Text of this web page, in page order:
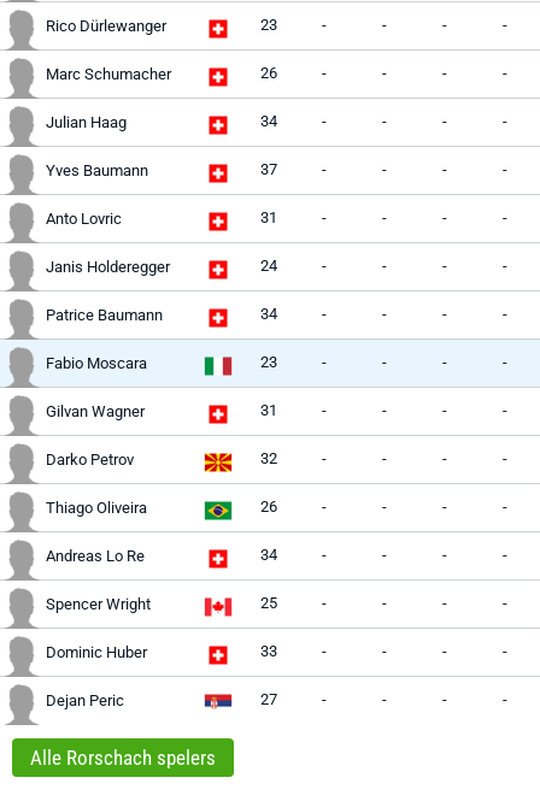
Rico Dürlewanger 23 - - - -
Marc Schumacher 26 - - - -
Julian Haag 34 - - - -
Yves Baumann 37 - - - -
Anto Lovric 31 - - - -
Janis Holderegger 24 - - - -
Patrice Baumann 34 - - - -
Fabio Moscara 23 - - - -
Gilvan Wagner 31 - - - -
Darko Petrov 32 - - - -
Thiago Oliveira 26 - - - -
Andreas Lo Re 34 - - - -
Spencer Wright 25 - - - -
Dominic Huber 33 - - - -
Dejan Peric 27 - - - -
Alle Rorschach spelers